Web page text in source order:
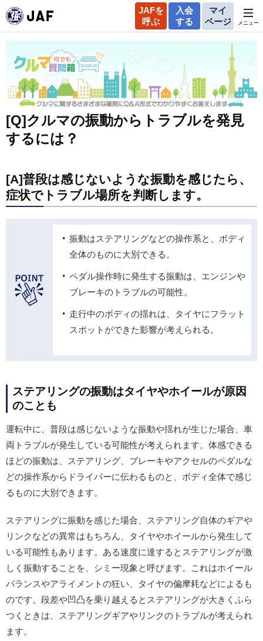
JAFを
呼ぶ
入会
する
マイ
ページ
メニュー
[Q]クルマの振動からトラブルを発見
するには？
[A]普段は感じないような振動を感じたら、
症状でトラブル場所を判断します。
振動はステアリングなどの操作系と、ボディ
全体のものに大別できる。
ペダル操作時に発生する振動は、エンジンや
ブレーキのトラブルの可能性。
走行中のボディの揺れは、タイヤにフラット
スポットができた影響が考えられる。
ステアリングの振動はタイヤやホイールが原因
のことも
運転中に、普段は感じないような振動や揺れが生じた場合、車
両トラブルが発生している可能性が考えられます。体感できる
ほどの振動は、ステアリング、ブレーキやアクセルのペダルな
どの操作系からドライバーに伝わるものと、ボディ全体で感じ
るものに大別できます。
ステアリングに振動を感じた場合、ステアリング自体のギアや
リンクなどの異常はもちろん、タイヤやホイールから発生して
いる可能性もあります。ある速度に達するとステアリングが激
しく振動することを、シミー現象と呼びます。これはホイール
バランスやアライメントの狂い、タイヤの偏摩耗などによるも
のです。段差や凹凸を乗り越えるとステアリングが大きくふら
つくときは、ステアリングギアやリンクのトラブルが考えられ
ます。